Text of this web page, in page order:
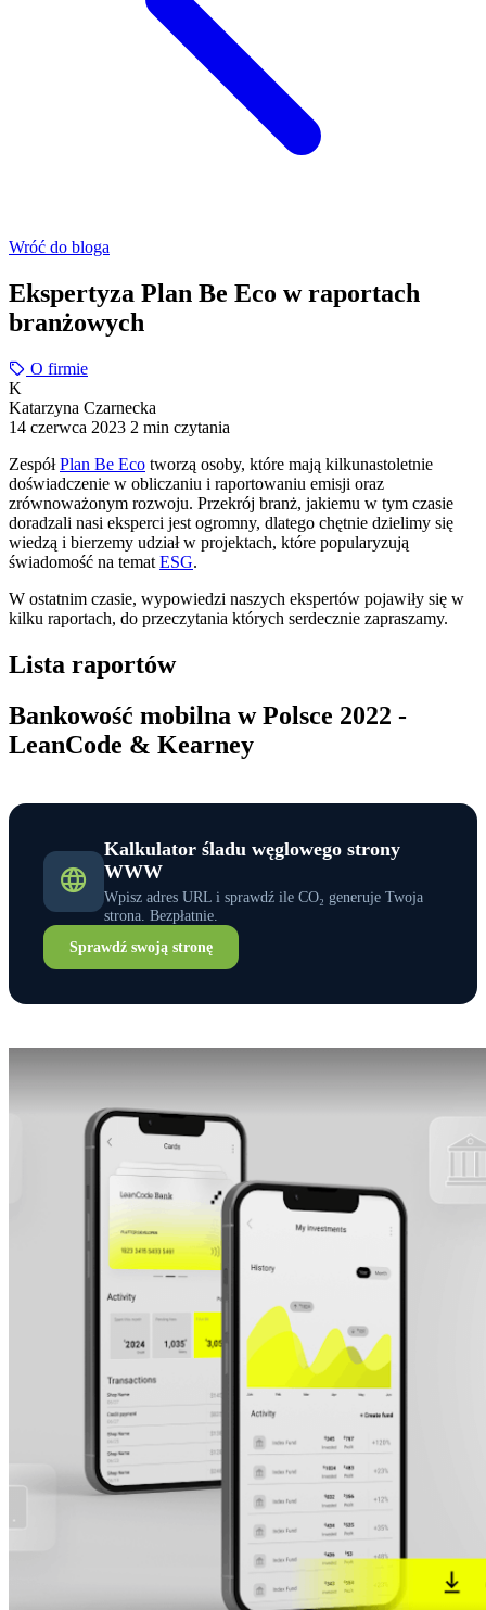
Wróć do bloga
Ekspertyza Plan Be Eco w raportach
branżowych
O firmie
K
Katarzyna Czarnecka
14 czerwca 2023 2 min czytania
ZespółPlan Be Eco tworzą osoby, które mają kilkunastoletnie
doświadczenie w obliczaniu i raportowaniu emisji oraz
zrównoważonym rozwoju. Przekrój branż, jakiemu w tym czasie
doradzali nasi eksperci jest ogromny, dlatego chętnie dzielimy się
wiedzą i bierzemy udział w projektach, które popularyzują
świadomość na temat ESG.
W ostatnim czasie, wypowiedzi naszych ekspertów pojawiły się w
kilku raportach, do przeczytania których serdecznie zapraszamy.
Lista raportów
Bankowość mobilna w Polsce 2022 -
LeanCode & Kearney
Kalkulator śladu węglowego strony
WWW
Wpisz adres URL i sprawdź ile CO₂ generuje Twoja
strona. Bezpłatnie.
Sprawdź swoją stronę